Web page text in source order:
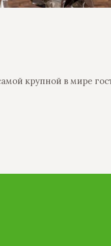
крупной в мире